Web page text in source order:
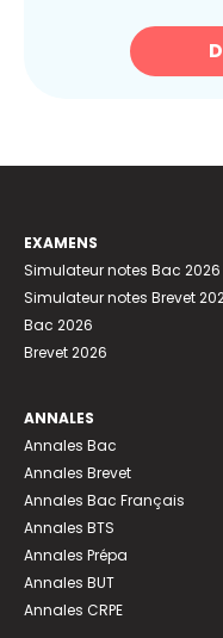
EXAMENS
Simulateur notes Bac 2026
Simulateur notes Brevet
Bac 2026
Brevet 2026
ANNALES
Annales Bac
Annales Brevet
Annales Bac Français
Annales BTS
Annales Prépa
Annales BUT
Annales CRPE